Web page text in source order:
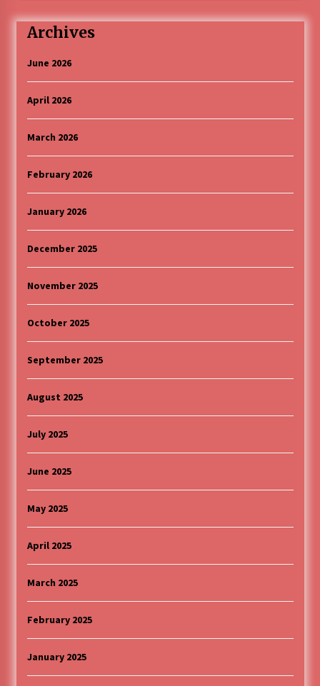
Archives
June 2026
April 2026
March 2026
February 2026
January 2026
December 2025
November 2025
October 2025
September 2025
August 2025
July 2025
June 2025
May 2025
April 2025
March 2025
February 2025
January 2025